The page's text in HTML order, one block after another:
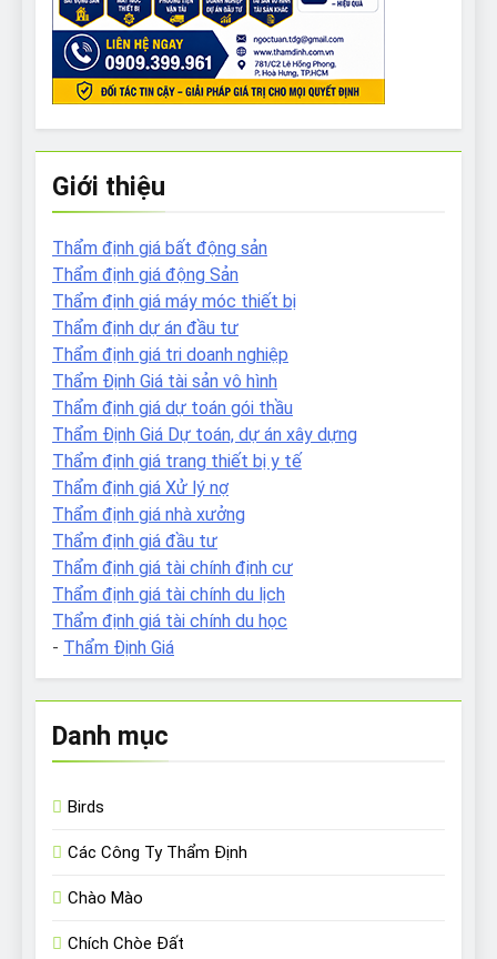
Giới thiệu
Thẩm định giá bất động sản
Thẩm định giá động Sản
Thẩm định giá máy móc thiết bị
Thẩm định dự án đầu tư
Thẩm định giá tri doanh nghiệp
Thẩm Định Giá tài sản vô hình
Thẩm định giá dự toán gói thầu
Thẩm Định Giá Dự toán, dự án xây dựng
Thẩm định giá trang thiết bị y tế
Thẩm định giá Xử lý nợ
Thẩm định giá nhà xưởng
Thẩm định giá đầu tư
Thẩm định giá tài chính định cư
Thẩm định giá tài chính du lịch
Thẩm định giá tài chính du học
- Thẩm Định Giá
Danh mục
Birds
Các Công Ty Thẩm Định
Chào Mào
Chích Chòe Đất